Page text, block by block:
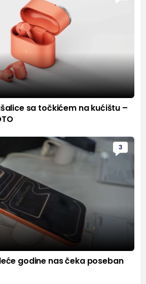
sa točkićem na kućištu –
3
godine nas čeka poseban